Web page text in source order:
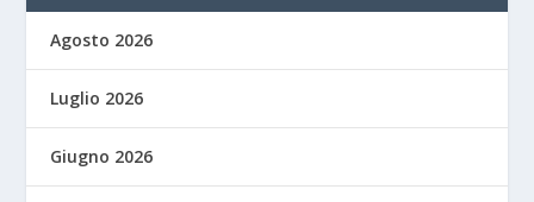
Agosto 2026
Luglio 2026
Giugno 2026